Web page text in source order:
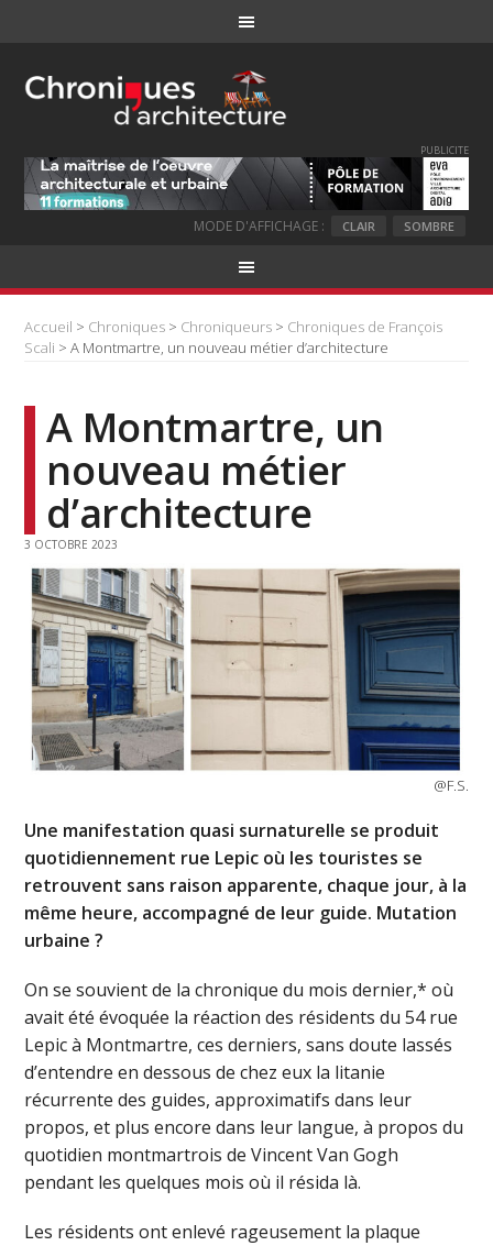
PUBLICITE
MODE D'AFFICHAGE : CLAIR SOMBRE
Accueil > Chroniques > Chroniqueurs > Chroniques de François
Scali > A Montmartre, un nouveau métier d’architecture
A Montmartre, un
nouveau métier
d’architecture
3 OCTOBRE 2023
@F.S.
Une manifestation quasi surnaturelle se produit
quotidiennement rue Lepic où les touristes se
retrouvent sans raison apparente, chaque jour, à la
même heure, accompagné de leur guide. Mutation
urbaine ?
On se souvient de la chronique du mois dernier,* où
avait été évoquée la réaction des résidents du 54 rue
Lepic à Montmartre, ces derniers, sans doute lassés
d’entendre en dessous de chez eux la litanie
récurrente des guides, approximatifs dans leur
propos, et plus encore dans leur langue, à propos du
quotidien montmartrois de Vincent Van Gogh
pendant les quelques mois où il résida là.
Les résidents ont enlevé rageusement la plaque